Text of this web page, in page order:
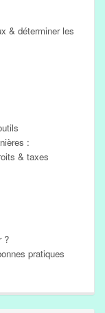
& déterminer les
:
& taxes
?
pratiques